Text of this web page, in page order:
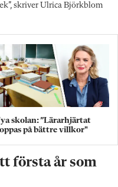
skriver Ulrica Björkblom
skolan: ”Lärarhjärtat
på bättre villkor"
första år som